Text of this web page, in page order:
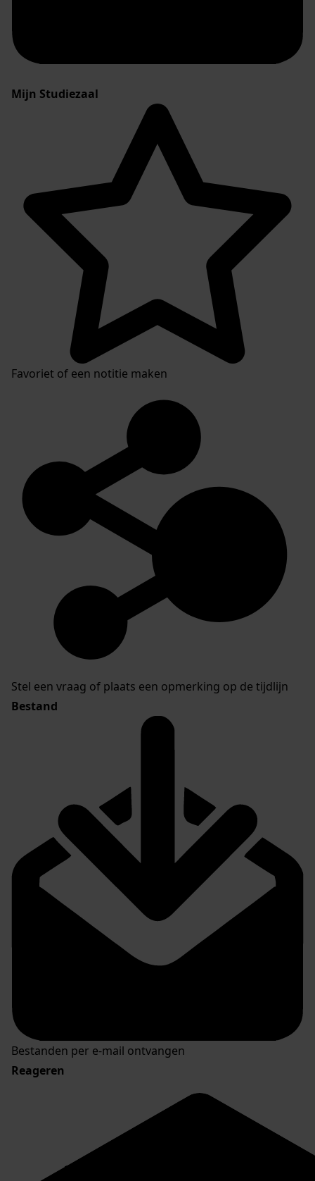
Mijn Studiezaal
Favoriet of een notitie maken
Stel een vraag of plaats een opmerking op de tijdlijn
Bestand
Bestanden per e-mail ontvangen
Reageren